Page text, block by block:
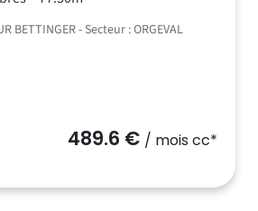
BETTINGER - Secteur : ORGEVAL
489.6 € / mois cc*